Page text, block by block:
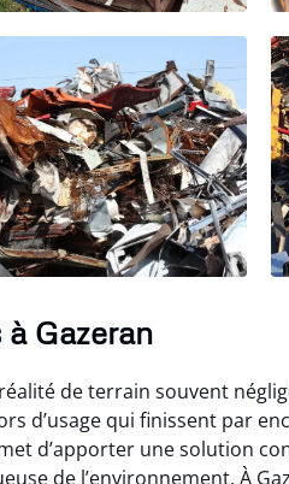
Gazeran
de terrain souvent
d’usage qui finissent par
d’apporter une solution
de l’environnement. À